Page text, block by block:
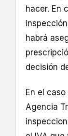
hacer. En
habrá
decisión
En el
Agencia